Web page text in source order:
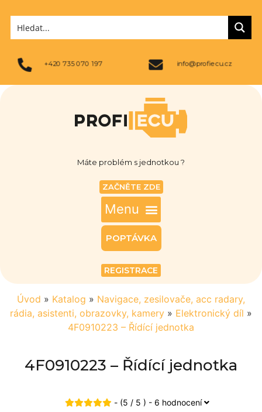
+420 735 070 197 info@profiecu.cz
Máte problém s jednotkou ?
ZAČNĚTE ZDE
POPTÁVKA
REGISTRACE
Úvod » Katalog » Navigace, zesilovače, acc radary,
rádia, asistenti, obrazovky, kamery » Elektronický díl »
4F0910223 – Řídící jednotka
4F0910223 – Řídící jednotka
- (5 / 5 ) - 6 hodnocení